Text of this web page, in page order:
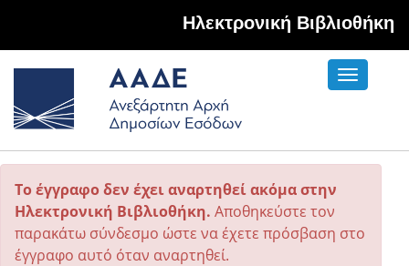
Hλεκτρονική Βιβλιοθήκη
Toggle
Το έγγραφο δεν έχει αναρτηθεί ακόμα στην
Ηλεκτρονική Βιβλιοθήκη. Αποθηκεύστε τον
παρακάτω σύνδεσμο ώστε να έχετε πρόσβαση στο
έγγραφο αυτό όταν αναρτηθεί.